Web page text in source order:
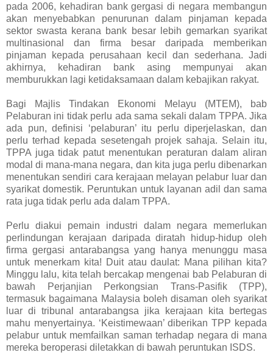
pada 2006, kehadiran bank gergasi di negara membangun
akan menyebabkan penurunan dalam pinjaman kepada
sektor swasta kerana bank besar lebih gemarkan syarikat
multinasional dan firma besar daripada memberikan
pinjaman kepada perusahaan kecil dan sederhana. Jadi
akhirnya, kehadiran bank asing mempunyai akan
memburukkan lagi ketidaksamaan dalam kebajikan rakyat.
Bagi Majlis Tindakan Ekonomi Melayu (MTEM), bab
Pelaburan ini tidak perlu ada sama sekali dalam TPPA. Jika
ada pun, definisi ‘pelaburan’ itu perlu diperjelaskan, dan
perlu terhad kepada sesetengah projek sahaja. Selain itu,
TPPA juga tidak patut menentukan peraturan dalam aliran
modal di mana-mana negara, dan kita juga perlu dibenarkan
menentukan sendiri cara kerajaan melayan pelabur luar dan
syarikat domestik. Peruntukan untuk layanan adil dan sama
rata juga tidak perlu ada dalam TPPA.
Perlu diakui pemain industri dalam negara memerlukan
perlindungan kerajaan daripada diratah hidup-hidup oleh
firma gergasi antarabangsa yang hanya menunggu masa
untuk menerkam kita! Duit atau daulat: Mana pilihan kita?
Minggu lalu, kita telah bercakap mengenai bab Pelaburan di
bawah Perjanjian Perkongsian Trans-Pasifik (TPP),
termasuk bagaimana Malaysia boleh disaman oleh syarikat
luar di tribunal antarabangsa jika kerajaan kita bertegas
mahu menyertainya. ‘Keistimewaan’ diberikan TPP kepada
pelabur untuk memfailkan saman terhadap negara di mana
mereka beroperasi diletakkan di bawah peruntukan ISDS.